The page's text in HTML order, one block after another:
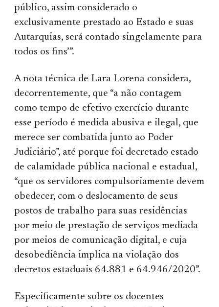
público, assim considerado o
exclusivamente prestado ao Estado e suas
Autarquias, será contado singelamente para
todos os fins’”.
A nota técnica de Lara Lorena considera,
decorrentemente, que “a não contagem
como tempo de efetivo exercício durante
esse período é medida abusiva e ilegal, que
merece ser combatida junto ao Poder
Judiciário”, até porque foi decretado estado
de calamidade pública nacional e estadual,
“que os servidores compulsoriamente devem
obedecer, com o deslocamento de seus
postos de trabalho para suas residências
por meio de prestação de serviços mediada
por meios de comunicação digital, e cuja
desobediência implica na violação dos
decretos estaduais 64.881 e 64.946/2020”.
Especificamente sobre os docentes